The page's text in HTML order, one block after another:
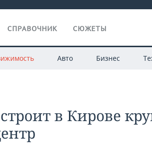
СПРАВОЧНИК СЮЖЕТЫ
Авто Бизнес
в Кирове